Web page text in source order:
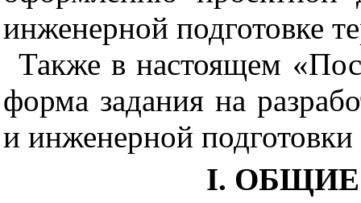
инженерной подготовке
Также в настоящем
форма задания на
и инженерной
I.